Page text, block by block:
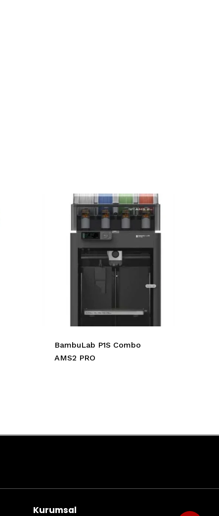
BambuLab P1S Combo
AMS2 PRO
Kurumsal